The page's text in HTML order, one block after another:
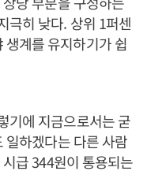
극히 낮다. 상위 1퍼센
계를 유지하기가 쉽
기에 지금으로서는 굳
일하겠다는 다른 사람
급 344원이 통용되는